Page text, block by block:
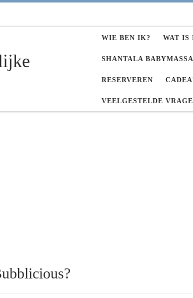
WIE BEN IK? WAT IS
SHANTALA
RESERVEREN
VEELGESTELDE